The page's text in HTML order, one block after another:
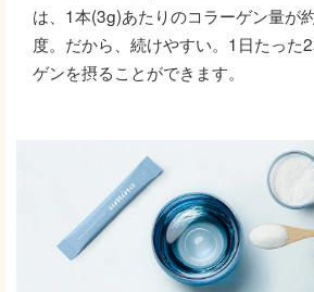
は、1本(3g)あたりのコラーゲン量が
度。だから、続けやすい。1日たった
ゲンを摂ることができます。